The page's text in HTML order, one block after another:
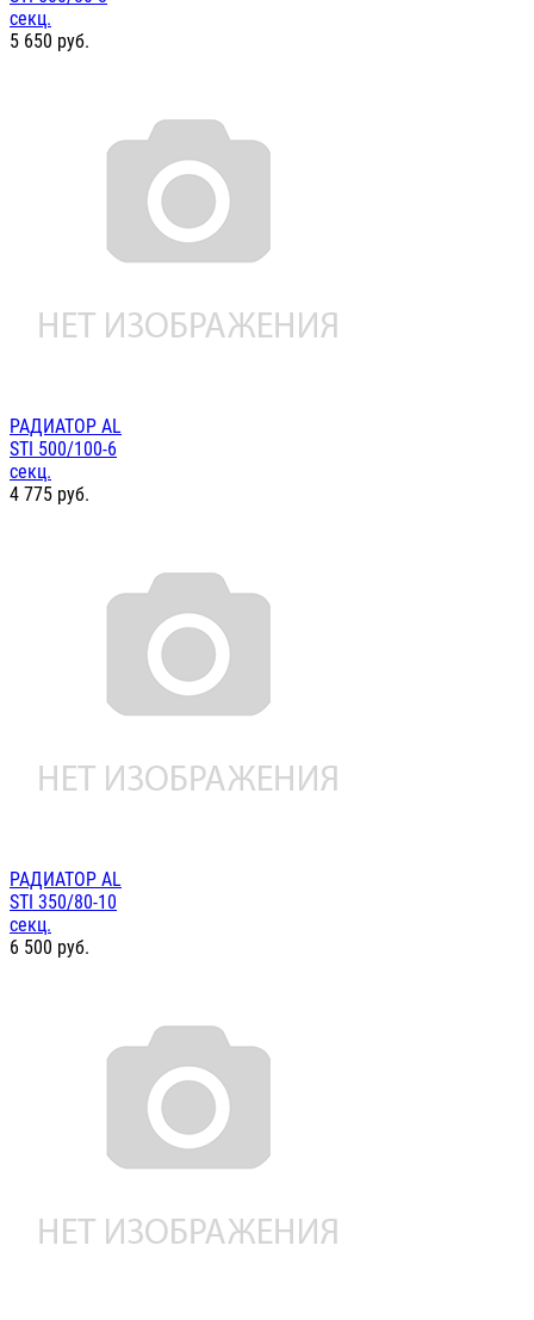
секц.
5 650 руб.
РАДИАТОР AL
STI 500/100-6
секц.
4 775 руб.
РАДИАТОР AL
STI 350/80-10
секц.
6 500 руб.